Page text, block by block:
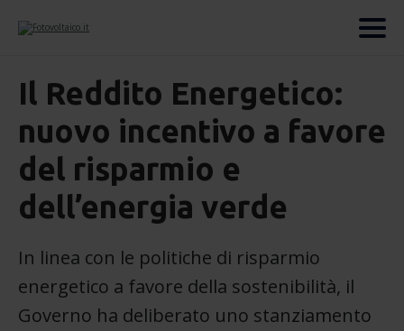
Il Reddito Energetico:
nuovo incentivo a favore
del risparmio e
dell’energia verde
In linea con le politiche di risparmio
energetico a favore della sostenibilità, il
Governo ha deliberato uno stanziamento